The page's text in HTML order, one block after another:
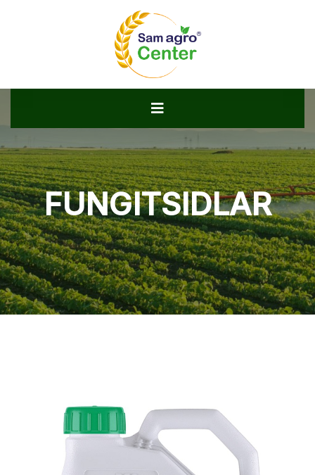
FUNGITSIDLAR